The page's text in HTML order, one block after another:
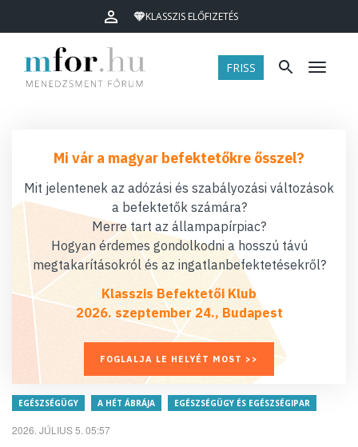
KLASSZIS ELŐFIZETÉS
FRISS Menü
Mi vár a magyar befektetőkre ősszel?
Mit jelentenek az adózási és szabályozási változások
a befektetők számára?
Merre tart az állampapírpiac?
Hogyan érdemes gondolkodni a hosszú távú
megtakarításokról és az ingatlanbefektetésekről?
Klasszis Befektetői Klub
2026. szeptember 24., Budapest
FOGLALJA LE HELYÉT MOST >>
EGÉSZSÉGÜGY A HÉT ÁBRÁJA EGÉSZSÉGÜGY ÉS EGÉSZSÉGIPAR
2026. JÚLIUS 5. 05:57